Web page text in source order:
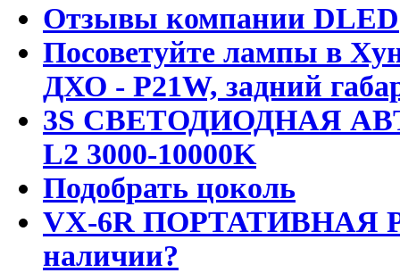
Отзывы компании DLED
Посоветуйте лампы в
ДХО - P21W, задний
3S СВЕТОДИОДНАЯ
L2 3000-10000K
Подобрать цоколь
VX-6R ПОРТАТИВНАЯ
наличии?